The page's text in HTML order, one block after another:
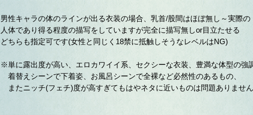
男性キャラの体のラインが出る衣装の場合、乳首/股間はほぼ無し～実際の
人体であり得る程度の描写をしていますが完全に描写無しor目立たせる
どちらも指定可です(女性と同じく18禁に抵触しそうなレベルはNG)
※単に露出度が高い、エロカワイイ系、セクシーな衣装、豊満な体型の強
着替えシーンで下着姿、お風呂シーンで全裸など必然性のあるもの、
またニッチ(フェチ)度が高すぎてもはやネタに近いものは問題ありません